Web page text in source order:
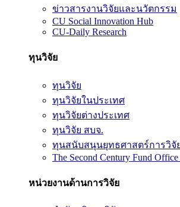
ข่าวสารงานวิจัยและนวัตกรรม
CU Social Innovation Hub
CU-Daily Research
ทุนวิจัย
ทุนวิจัย
ทุนวิจัยในประเทศ
ทุนวิจัยต่างประเทศ
ทุนวิจัย สบจ.
ทุนสนับสนุนยุทธศาสตร์การวิจั
The Second Century Fund
หน่วยงานด้านการวิจัย